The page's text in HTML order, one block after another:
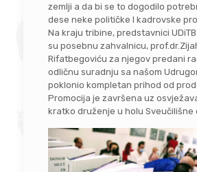
zemlji a da bi se to dogodilo
dese neke političke I kadrovske
Na kraju tribine, predstavnici UDiTB
su posebnu zahvalnicu,
Rifatbegoviću za njegov predani
odličnu suradnju sa našom
poklonio kompletan prihod od
Promocija je završena uz
kratko druženje u holu Sveučilišne